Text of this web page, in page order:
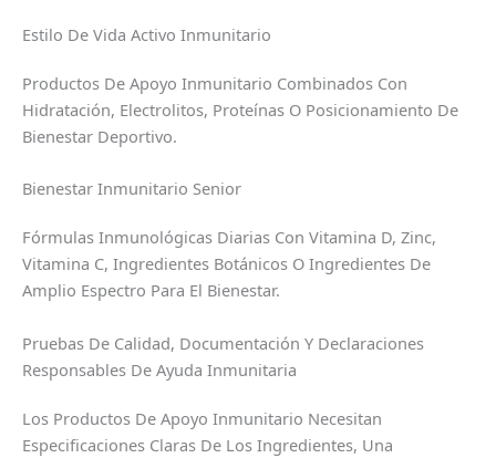
Estilo De Vida Activo Inmunitario
Productos De Apoyo Inmunitario Combinados Con
Hidratación, Electrolitos, Proteínas O Posicionamiento De
Bienestar Deportivo.
Bienestar Inmunitario Senior
Fórmulas Inmunológicas Diarias Con Vitamina D, Zinc,
Vitamina C, Ingredientes Botánicos O Ingredientes De
Amplio Espectro Para El Bienestar.
Pruebas De Calidad, Documentación Y Declaraciones
Responsables De Ayuda Inmunitaria
Los Productos De Apoyo Inmunitario Necesitan
Especificaciones Claras De Los Ingredientes, Una